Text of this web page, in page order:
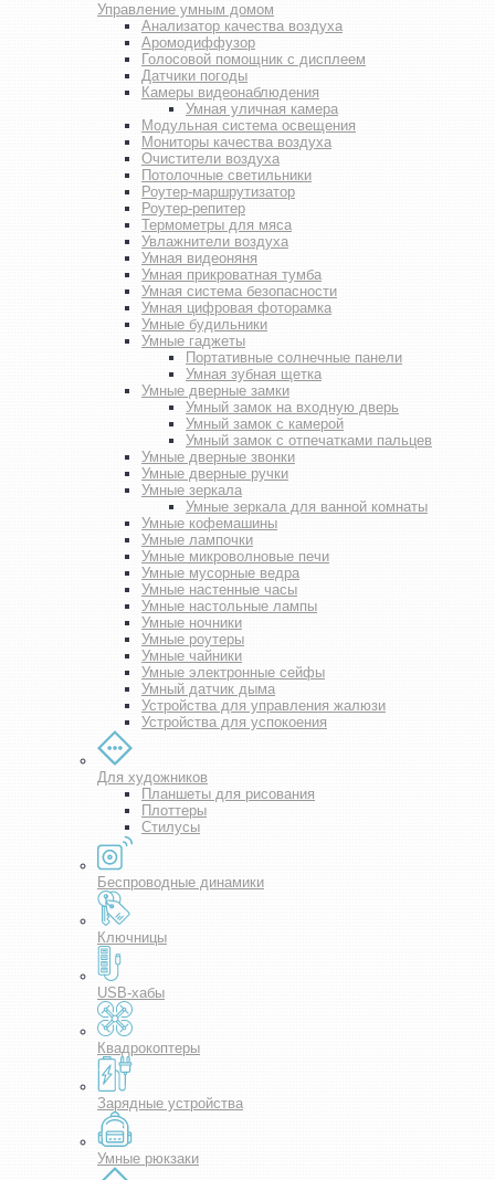
Управление умным домом
Анализатор качества воздуха
Аромодиффузор
Голосовой помощник с дисплеем
Датчики погоды
Камеры видеонаблюдения
Умная уличная камера
Модульная система освещения
Мониторы качества воздуха
Очистители воздуха
Потолочные светильники
Роутер-маршрутизатор
Роутер-репитер
Термометры для мяса
Увлажнители воздуха
Умная видеоняня
Умная прикроватная тумба
Умная система безопасности
Умная цифровая фоторамка
Умные будильники
Умные гаджеты
Портативные солнечные панели
Умная зубная щетка
Умные дверные замки
Умный замок на входную дверь
Умный замок с камерой
Умный замок с отпечатками пальцев
Умные дверные звонки
Умные дверные ручки
Умные зеркала
Умные зеркала для ванной комнаты
Умные кофемашины
Умные лампочки
Умные микроволновые печи
Умные мусорные ведра
Умные настенные часы
Умные настольные лампы
Умные ночники
Умные роутеры
Умные чайники
Умные электронные сейфы
Умный датчик дыма
Устройства для управления жалюзи
Устройства для успокоения
Для художников
Планшеты для рисования
Плоттеры
Стилусы
Беспроводные динамики
Ключницы
USB-хабы
Квадрокоптеры
Зарядные устройства
Умные рюкзаки